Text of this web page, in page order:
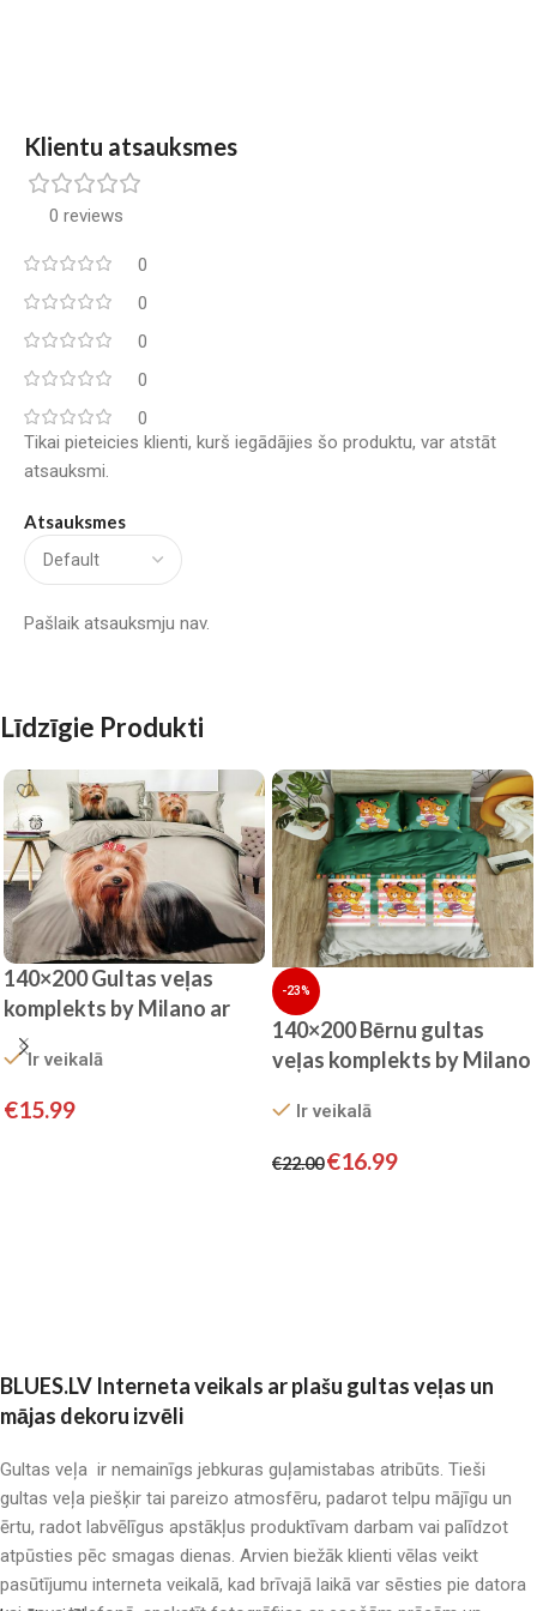
Klientu atsauksmes
0 reviews
0
0
0
0
0
Atsauksmes
Pašlaik atsauksmju nav.
Tikai pieteicies klienti, kurš iegādājies šo produktu, var atstāt
atsauksmi.
Līdzīgie Produkti
140×200 Gultas veļas
komplekts by Milano ar
palagu/ 100% kokvilna
satīns
Ir veikalā
€15.99
-23%
140×200 Bērnu gultas
veļas komplekts by Milano
KOKVILNA SATĪNS
Ir veikalā
€22.00€16.99
BLUES.LV Interneta veikals ar plašu gultas veļas un
mājas dekoru izvēli
Gultas veļa ir nemainīgs jebkuras guļamistabas atribūts. Tieši
gultas veļa piešķir tai pareizo atmosfēru, padarot telpu mājīgu un
ērtu, radot labvēlīgus apstākļus produktīvam darbam vai palīdzot
atpūsties pēc smagas dienas. Arvien biežāk klienti vēlas veikt
pasūtījumu interneta veikalā, kad brīvajā laikā var sēsties pie datora